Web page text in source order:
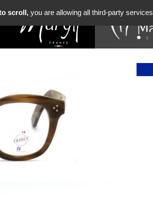
scroll,you are allowing all third-party services